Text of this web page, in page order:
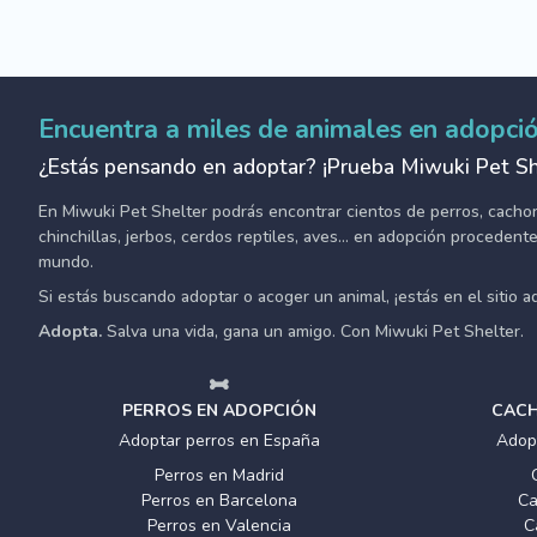
Encuentra a miles de animales en
¿Estás pensando en adoptar? ¡Prueba Miwuki Pet
En Miwuki Pet Shelter podrás encontrar cientos de perros,
chinchillas, jerbos, cerdos reptiles, aves... en adopción
mundo.
Si estás buscando adoptar o acoger un animal, ¡estás en el sitio
Adopta. Salva una vida, gana un amigo. Con Miwuki Pet Shelter.
PERROS EN ADOPCIÓN
Adoptar perros en España
Perros en Madrid
Perros en Barcelona
Perros en Valencia